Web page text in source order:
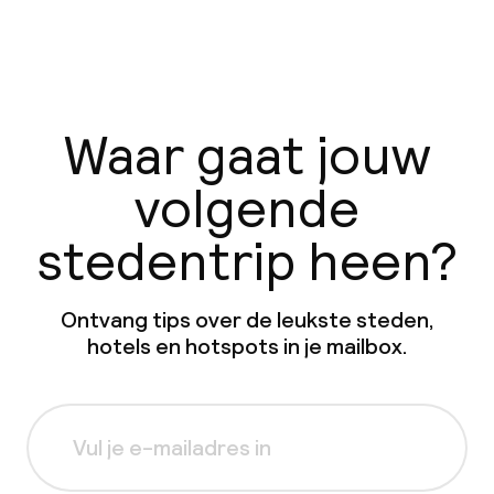
Waar gaat jouw
volgende
stedentrip heen?
Ontvang tips over de leukste steden,
hotels en hotspots in je mailbox.